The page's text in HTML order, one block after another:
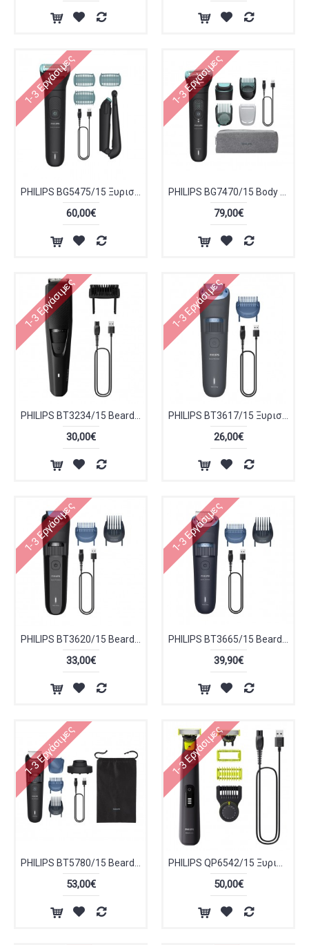
1-3 Εργάσιμες
60,00€
1-3 Εργάσιμες
79,00€
1-3 Εργάσιμες
30,00€
1-3 Εργάσιμες
26,00€
1-3 Εργάσιμες
33,00€
1-3 Εργάσιμες
39,90€
1-3 Εργάσιμες
53,00€
1-3 Εργάσιμες
50,00€